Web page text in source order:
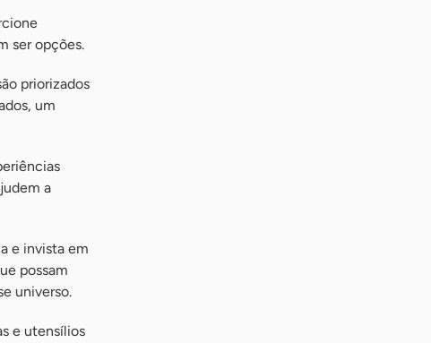
ser opções.
priorizados
um
a
e invista em
possam
universo.
e utensílios